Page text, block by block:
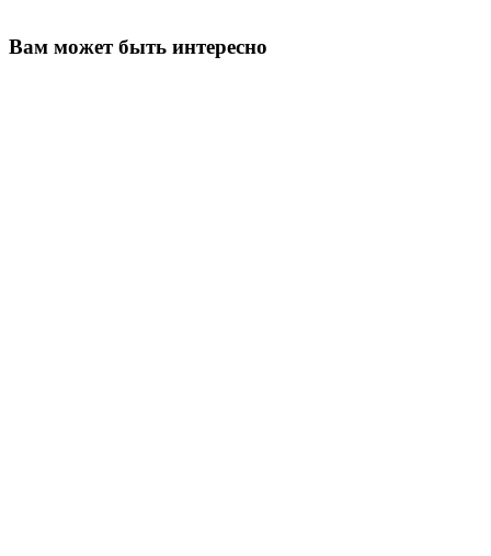
Вам может быть интересно